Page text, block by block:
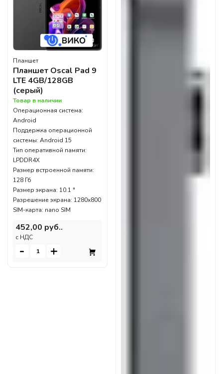
Планшет
Планшет Oscal Pad 9
LTE 4GB/128GB
(серый)
Товар в наличии
Операционная система:
Android
Поддержка операционной
системы: Android 15
Тип оперативной памяти:
LPDDR4X
Размер встроенной памяти:
128 Гб
Размер экрана: 10.1 "
Разрешение экрана: 1280x800
SIM-карта: nano SIM
452,00 руб..
c НДС
- +